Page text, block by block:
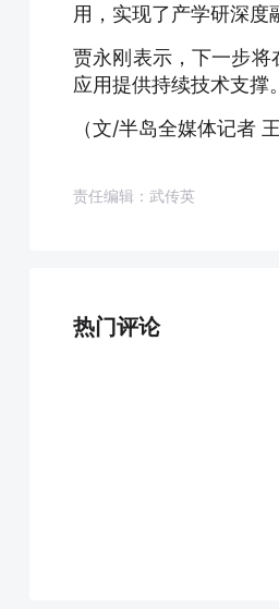
用，实现了产学研深度
贾永刚表示，下一步
应用提供持续技术支撑。
（文/半岛全媒体记者
责任编辑：武传英
热门评论